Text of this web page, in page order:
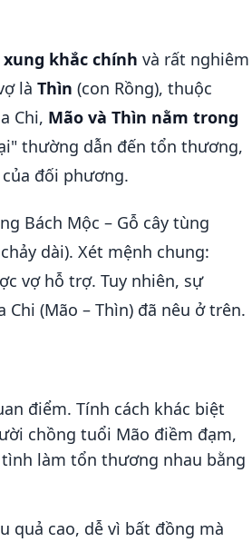
xung khắc chính và rất nghiêm
là Thìn (con Rồng), thuộc
Chi, Mão và Thìn nằm trong
thường dẫn đến tổn thương,
đối phương.
Bách Mộc – Gỗ cây tùng
dài). Xét mệnh chung:
vợ hỗ trợ. Tuy nhiên, sự
(Mão – Thìn) đã nêu ở trên.
điểm. Tính cách khác biệt
chồng tuổi Mão điềm đạm,
làm tổn thương nhau bằng
quả cao, dễ vì bất đồng mà